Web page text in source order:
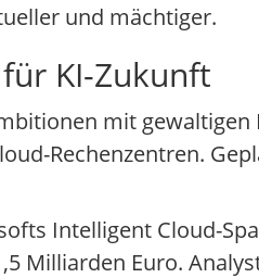
und mächtiger.
KI-Zukunft
mit
Rechenzentren.
Intelligent Cloud-
Milliarden Euro.